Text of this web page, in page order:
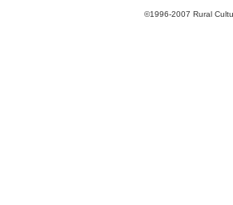
©1996-2007 Rural